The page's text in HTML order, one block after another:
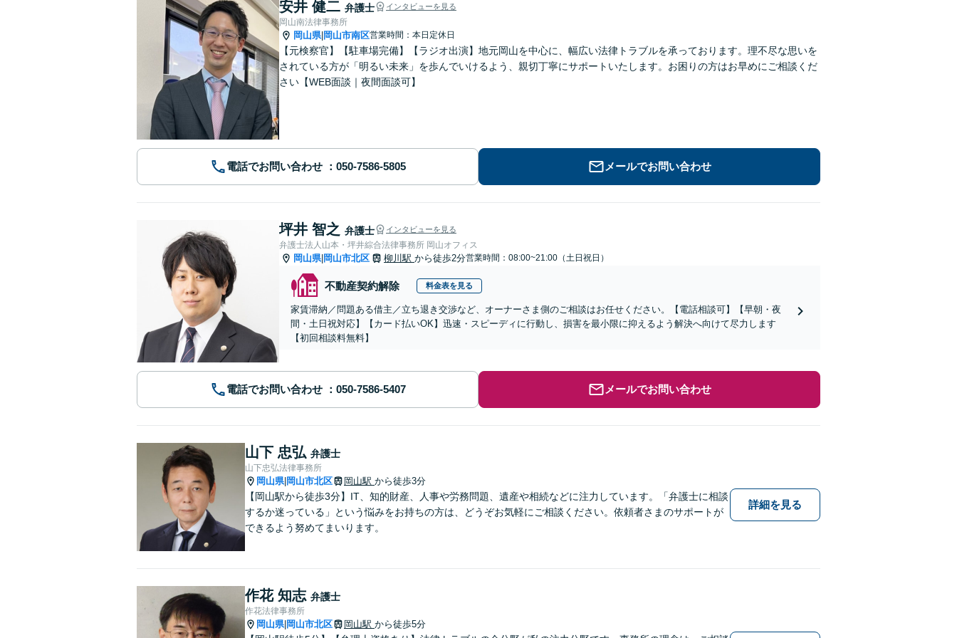
安井 健二 弁護士 インタビューを見る
岡山南法律事務所
岡山県| 岡山市南区営業時間：本日定休日
【元検察官】【駐車場完備】【ラジオ出演】地元岡山を中心に、幅広い法律トラブルを承っております。理不尽な思いを
されている方が「明るい未来」を歩んでいけるよう、親切丁寧にサポートいたします。お困りの方はお早めにご相談くだ
さい【WEB面談｜夜間面談可】
電話でお問い合わせ メールでお問い合わせ
坪井 智之 弁護士 インタビューを見る
弁護士法人山本・坪井綜合法律事務所 岡山オフィス
岡山県| 岡山市北区 柳川駅 から徒歩2分営業時間：08:00~21:00（土日祝日）
不動産契約解除 料金表を見る
家賃滞納／問題ある借主／立ち退き交渉など、オーナーさま側のご相談はお任せください。【電話相談可】【早朝・夜
間・土日祝対応】【カード払いOK】迅速・スピーディに行動し、損害を最小限に抑えるよう解決へ向けて尽力します
【初回相談料無料】
電話でお問い合わせ メールでお問い合わせ
山下 忠弘 弁護士
山下忠弘法律事務所
岡山県| 岡山市北区 岡山駅 から徒歩3分
【岡山駅から徒歩3分】IT、知的財産、人事や労務問題、遺産や相続などに注力しています。「弁護士に相談
するか迷っている」という悩みをお持ちの方は、どうぞお気軽にご相談ください。依頼者さまのサポートが
できるよう努めてまいります。
詳細を見る
作花 知志 弁護士
作花法律事務所
岡山県| 岡山市北区 岡山駅 から徒歩5分